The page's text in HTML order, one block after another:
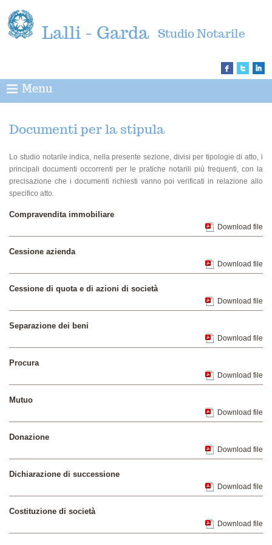
Lalli - Garda Studio Notarile
Menu
Documenti per la stipula
Lo studio notarile indica, nella presente sezione, divisi per tipologie di atto, i
principali documenti occorrenti per le pratiche notarili più frequenti, con la
precisazione che i documenti richiesti vanno poi verificati in relazione allo
specifico atto.
Compravendita immobiliare
Download file
Cessione azienda
Download file
Cessione di quota e di azioni di società
Download file
Separazione dei beni
Download file
Procura
Download file
Mutuo
Download file
Donazione
Download file
Dichiarazione di successione
Download file
Costituzione di società
Download file